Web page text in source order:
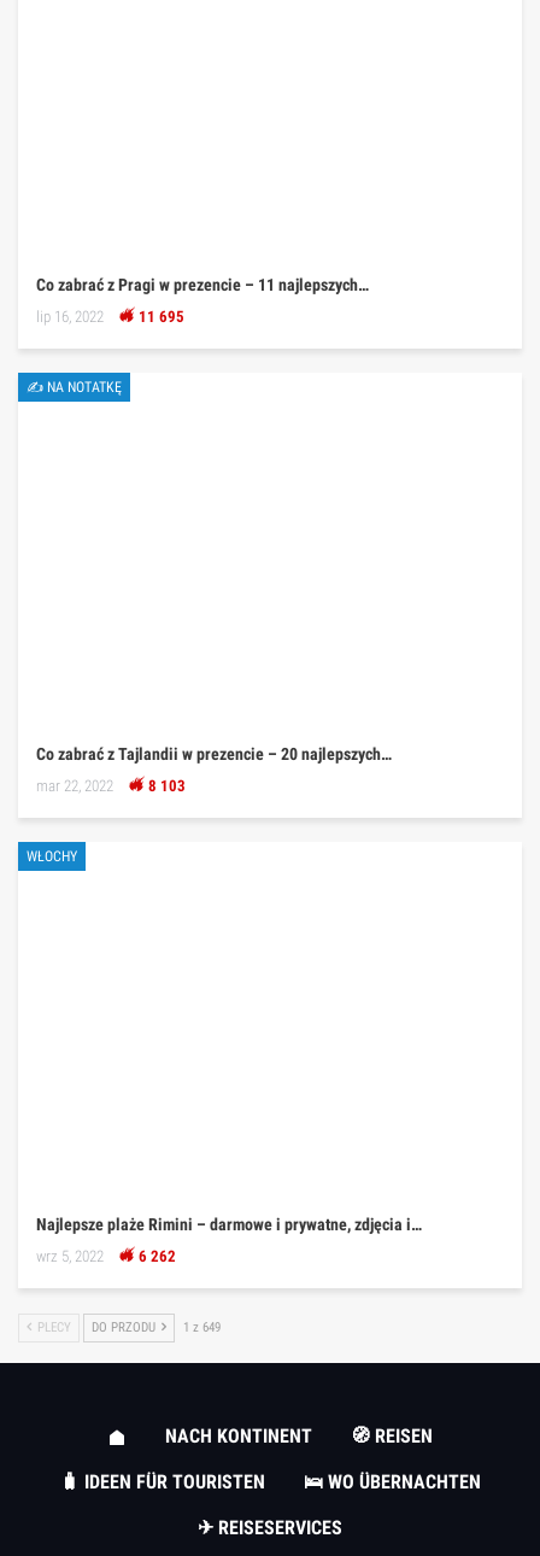
Co zabrać z Pragi w prezencie – 11 najlepszych…
lip 16, 2022 11 695
✍ NA NOTATKĘ
Co zabrać z Tajlandii w prezencie – 20 najlepszych…
mar 22, 2022 8 103
WŁOCHY
Najlepsze plaże Rimini – darmowe i prywatne, zdjęcia i…
wrz 5, 2022 6 262
PLECY DO PRZODU 1 z 649
NACH KONTINENT
🧭 REISEN
🧳 IDEEN FÜR TOURISTEN
🛌 WO ÜBERNACHTEN
✈ REISESERVICES